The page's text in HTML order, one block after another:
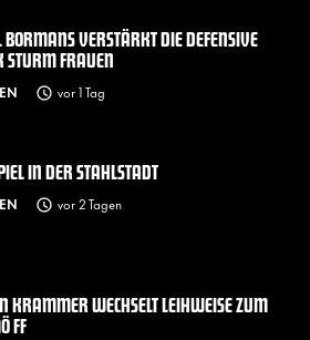
VERSTÄRKT DIE DEFENSIVE
STURM FRAUEN
vor 1 Tag
IN DER STAHLSTADT
vor 2 Tagen
KRAMMER WECHSELT LEIHWEISE ZUM
FF